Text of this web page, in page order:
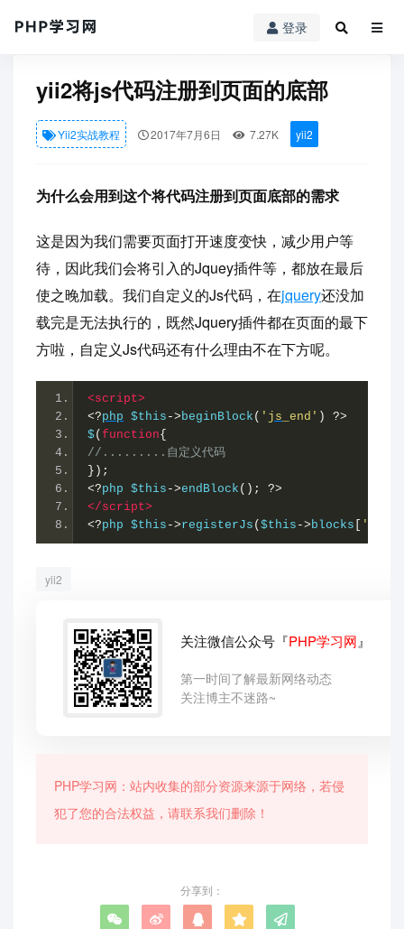
登录
PHP学习网 » yii2将js代码注册到页面的底部
yii2将js代码注册到页面的底部
Yii2实战教程 2017年7月6日 7.27K yii2
为什么会用到这个将代码注册到页面底部的需求
这是因为我们需要页面打开速度变快，减少用户等
待，因此我们会将引入的Jquey插件等，都放在最后
使之晚加载。我们自定义的Js代码，在jquery还没加
载完是无法执行的，既然Jquery插件都在页面的最下
方啦，自定义Js代码还有什么理由不在下方呢。
<script>
<?php $this ->beginBlock ( ' js _end' )
?>
$( function{
//.........自定义代码
});
<?php $this ->endBlock ();
?>
</script>
<?php $this ->registerJs ( $this ->blocks
yii2
关注微信公众号『PHP学习网 』
第一时间了解最新网络动态
关注博主不迷路~
PHP学习网：站内收集的部分资源来源于网络，若侵
犯了您的合法权益，请联系我们删除！
分享到：